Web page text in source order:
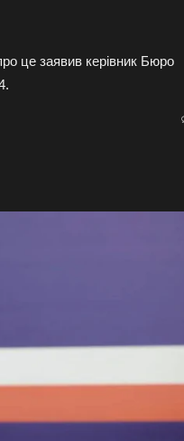
це заявив керівник Бюро